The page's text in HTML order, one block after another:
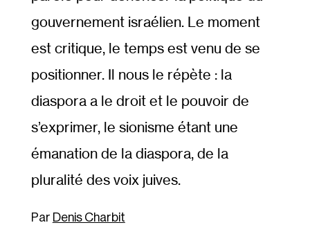
gouvernement israélien. Le moment
est critique, le temps est venu de se
positionner. Il nous le répète : la
diaspora a le droit et le pouvoir de
s’exprimer, le sionisme étant une
émanation de la diaspora, de la
pluralité des voix juives.
Denis Charbit